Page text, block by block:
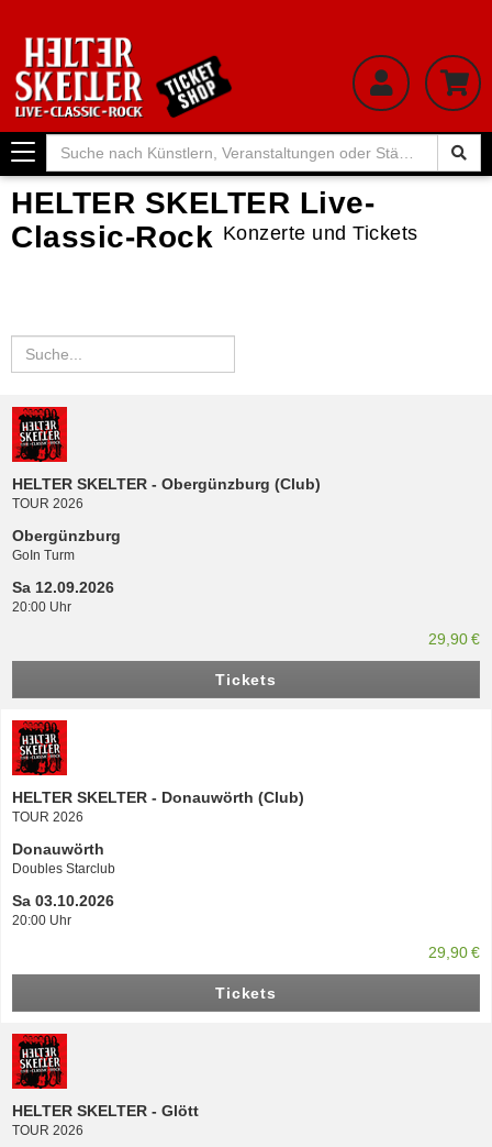
Toggle
navigation
HELTER SKELTER Live-
Classic-Rock Konzerte und Tickets
HELTER SKELTER - Obergünzburg (Club)
TOUR 2026
Obergünzburg
GoIn Turm
Sa 12.09.2026
20:00 Uhr
29,90 €
Tickets
HELTER SKELTER - Donauwörth (Club)
TOUR 2026
Donauwörth
Doubles Starclub
Sa 03.10.2026
20:00 Uhr
29,90 €
Tickets
HELTER SKELTER - Glött
TOUR 2026